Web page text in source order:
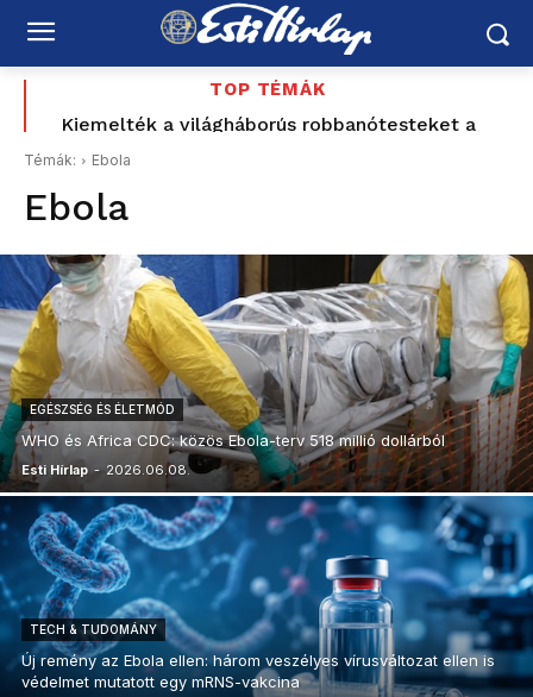
TOP TÉMÁK
Kiemelték a világháborús robbanótesteket a
Dunából – feloldották a budai lezárásokat
Témák: Ebola
Ebola
EGÉSZSÉG ÉS ÉLETMÓD
WHO és Africa CDC: közös Ebola-terv 518 millió dollárból
Esti Hírlap - 2026.06.08.
TECH & TUDOMÁNY
Új remény az Ebola ellen: három veszélyes vírusváltozat ellen is
védelmet mutatott egy mRNS-vakcina